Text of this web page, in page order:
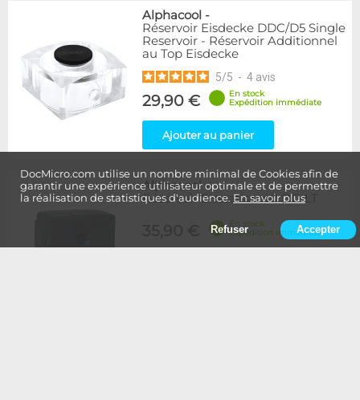
DocMicro.com utilise un nombre minimal de Cookies afin de
garantir une expérience utilisateur optimale et de permettre
la réalisation de statistiques d'audience. En savoir plus
Refuser Accepter
Alphacool -
Réservoir Eisdecke DDC/D5 Single
Reservoir - Réservoir Additionnel
au Top Eisdecke
5/5 - 4 avis
29,90 €
En stock
Expédition immédiate
Ajouter au panier
Alphacool-
Réservoir Eisstation 40 DC-LT
En stock
Expédition immédiate